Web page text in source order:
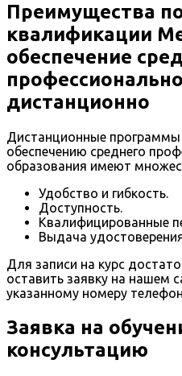
Преимущества
квалификации
обеспечение
дистанционно
Дистанционные
обеспечению среднего
образования имеют
Удобство и гибкость.
Доступность.
Квалифицированные
Выдача
Для записи на курс
оставить заявку на нашем
указанному номеру
Заявка на
консультацию